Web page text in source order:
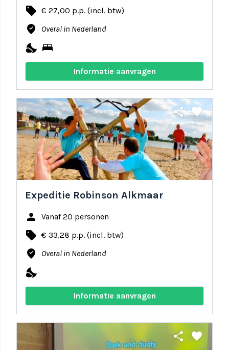
local_offer € 27,00 p.p. (incl. btw)
where_to_vote Overal in Nederland
nights_stay bed
Informatie aanvragen
share favorite
Expeditie Robinson Alkmaar
person Vanaf 20 personen
local_offer € 33,28 p.p. (incl. btw)
where_to_vote Overal in Nederland
nights_stay
Informatie aanvragen
share favorite